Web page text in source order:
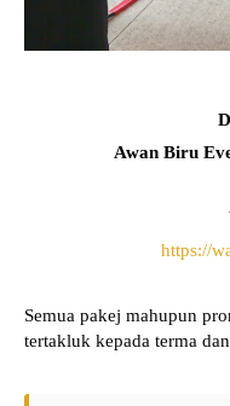
Awan Biru
https://
Semua pakej mahupun
tertakluk kepada terma